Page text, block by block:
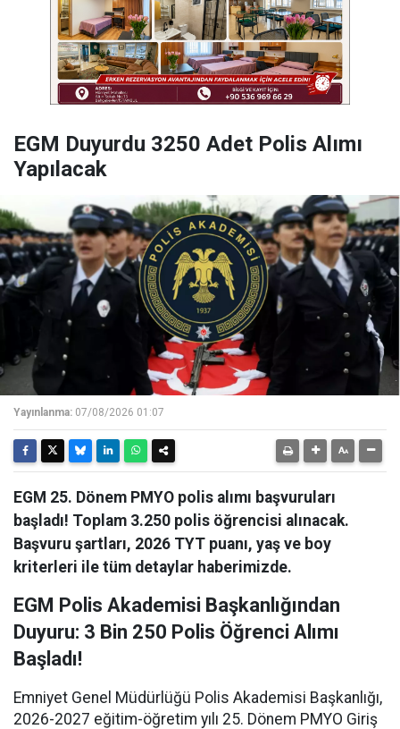
EGM Duyurdu 3250 Adet Polis Alımı
Yapılacak
Yayınlanma: 07/08/2026 01:07
EGM 25. Dönem PMYO polis alımı başvuruları
başladı! Toplam 3.250 polis öğrencisi alınacak.
Başvuru şartları, 2026 TYT puanı, yaş ve boy
kriterleri ile tüm detaylar haberimizde.
EGM Polis Akademisi Başkanlığından
Duyuru: 3 Bin 250 Polis Öğrenci Alımı
Başladı!
Emniyet Genel Müdürlüğü Polis Akademisi Başkanlığı,
2026-2027 eğitim-öğretim yılı 25. Dönem PMYO Giriş